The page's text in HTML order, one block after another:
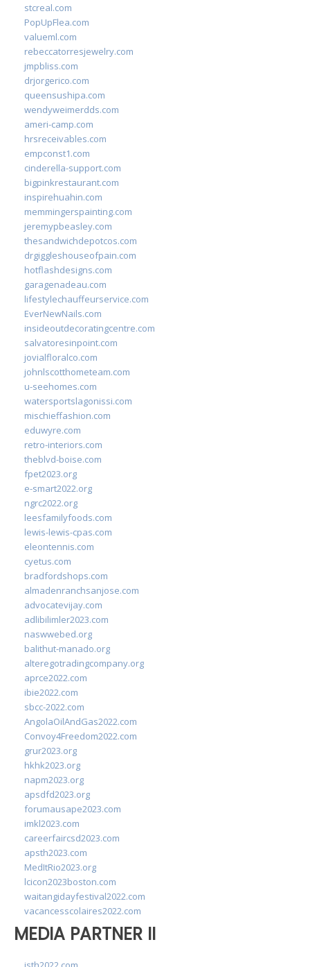
stcreal.com
PopUpFlea.com
valueml.com
rebeccatorresjewelry.com
jmpbliss.com
drjorgerico.com
queensushipa.com
wendyweimerdds.com
ameri-camp.com
hrsreceivables.com
empconst1.com
cinderella-support.com
bigpinkrestaurant.com
inspirehuahin.com
memmingerspainting.com
jeremypbeasley.com
thesandwichdepotcos.com
drgiggleshouseofpain.com
hotflashdesigns.com
garagenadeau.com
lifestylechauffeurservice.com
EverNewNails.com
insideoutdecoratingcentre.com
salvatoresinpoint.com
jovialfloralco.com
johnlscotthometeam.com
u-seehomes.com
watersportslagonissi.com
mischieffashion.com
eduwyre.com
retro-interiors.com
theblvd-boise.com
fpet2023.org
e-smart2022.org
ngrc2022.org
leesfamilyfoods.com
lewis-lewis-cpas.com
eleontennis.com
cyetus.com
bradfordshops.com
almadenranchsanjose.com
advocatevijay.com
adlibilimler2023.com
naswwebed.org
balithut-manado.org
alteregotradingcompany.org
aprce2022.com
ibie2022.com
sbcc-2022.com
AngolaOilAndGas2022.com
Convoy4Freedom2022.com
grur2023.org
hkhk2023.org
napm2023.org
apsdfd2023.org
forumausape2023.com
imkl2023.com
careerfaircsd2023.com
apsth2023.com
MedItRio2023.org
lcicon2023boston.com
waitangidayfestival2022.com
vacancesscolaires2022.com
MEDIA PARTNER II